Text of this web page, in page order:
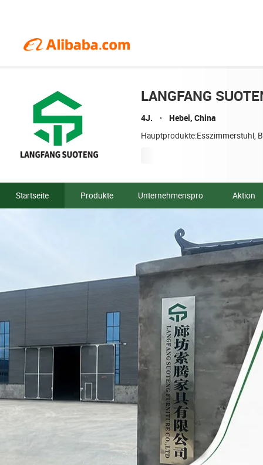
LANGFANG
4J. Hebei, China
Hauptprodukte:Esszimmerstuhl,
Startseite Produkte Unternehmensprofil Aktion